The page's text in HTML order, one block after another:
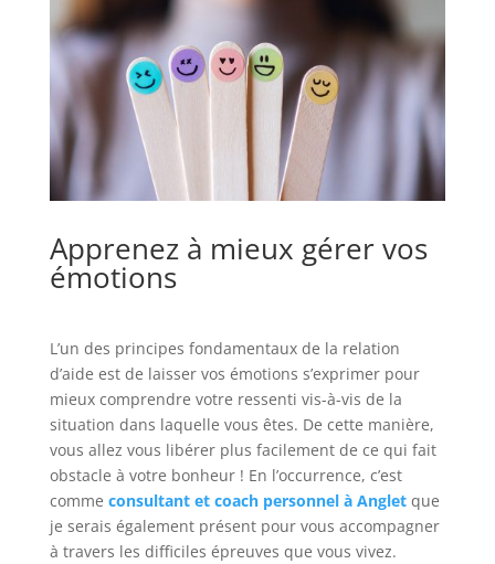
Apprenez à mieux gérer vos
émotions
L’un des principes fondamentaux de la relation
d’aide est de laisser vos émotions s’exprimer pour
mieux comprendre votre ressenti vis-à-vis de la
situation dans laquelle vous êtes. De cette manière,
vous allez vous libérer plus facilement de ce qui fait
obstacle à votre bonheur ! En l’occurrence, c’est
comme consultant et coach personnel à Angletque
je serais également présent pour vous accompagner
à travers les difficiles épreuves que vous vivez.